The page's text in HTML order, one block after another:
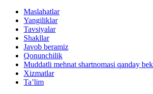
HR
Ma’lumotnomalar
Maslahatlar
Yangiliklar
Tavsiyalar
Shakllar
Javob beramiz
Qonunchilik
Muddatli mehnat shartnomasi qanday
Xizmatlar
Ta’lim